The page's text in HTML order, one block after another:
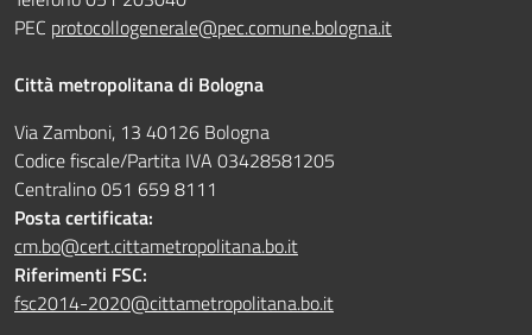
PEC protocollogenerale@pec.comune.bologna.it
Città metropolitana di Bologna
Via Zamboni, 13 40126 Bologna
Codice fiscale/Partita IVA 03428581205
Centralino 051 659 8111
Posta certificata:
cm.bo@cert.cittametropolitana.bo.it
Riferimenti FSC:
fsc2014-2020@cittametropolitana.bo.it